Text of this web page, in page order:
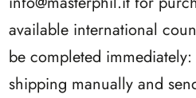
available international
be completed
shipping manually and